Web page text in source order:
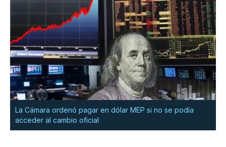
La Cámara ordenó pagar en dólar MEP si no se podía
acceder al cambio oficial